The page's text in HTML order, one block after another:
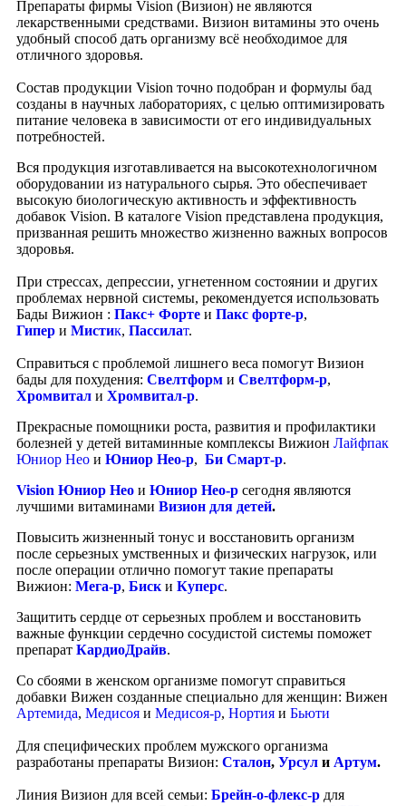
Препараты фирмы Vision (Визион) не являются
лекарственными средствами. Визион витамины это очень
удобный способ дать организму всё необходимое для
отличного здоровья.
Состав продукции Vision точно подобран и формулы бад
созданы в научных лабораториях, с целью оптимизировать
питание человека в зависимости от его индивидуальных
потребностей.
Вся продукция изготавливается на высокотехнологичном
оборудовании из натурального сырья. Это обеспечивает
высокую биологическую активность и эффективность
добавок Vision. В каталоге Vision представлена продукция,
призванная решить множество жизненно важных вопросов
здоровья.
При стрессах, депрессии, угнетенном состоянии и других
проблемах нервной системы, рекомендуется использовать
Бады Вижион : Пакс+ Форте и Пакс форте-р,
Гипер и Мистик, Пассилат.
Справиться с проблемой лишнего веса помогут Визион
бады для похудения: Свелтформ и Свелтформ-р,
Хромвитал и Хромвитал-р.
Прекрасные помощники роста, развития и профилактики
болезней у детей витаминные комплексы Вижион Лайфпак
Юниор Нео и Юниор Нео-р, Би Смарт-р.
Vision Юниор Нео и Юниор Нео-р сегодня являются
лучшими витаминами Визион для детей.
Повысить жизненный тонус и восстановить организм
после серьезных умственных и физических нагрузок, или
после операции отлично помогут такие препараты
Вижион: Мега-р, Биск и Куперс.
Защитить сердце от серьезных проблем и восстановить
важные функции сердечно сосудистой системы поможет
препарат КардиоДрайв.
Со сбоями в женском организме помогут справиться
добавки Вижен созданные специально для женщин: Вижен
Артемида, Медисоя и Медисоя-р, Нортия и Бьюти
Для специфических проблем мужского организма
разработаны препараты Визион: Сталон, Урсул и Артум.
Линия Визион для всей семьи: Брейн-о-флекс-р для